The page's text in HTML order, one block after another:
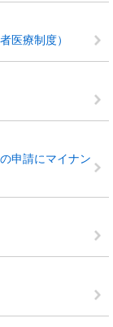
医療制度）
申請にマイナン